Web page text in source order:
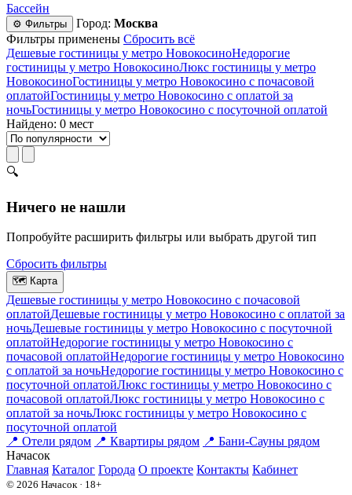
Бассейн
⚙ Фильтры Город: Москва
Фильтры применены Сбросить всё
Дешевые гостиницы у метро НовокосиноНедорогие
гостиницы у метро НовокосиноЛюкс гостиницы у метро
НовокосиноГостиницы у метро Новокосино c почасовой
оплатойГостиницы у метро Новокосино с оплатой за
ночьГостиницы у метро Новокосино c посуточной оплатой
Найдено: 0 мест
🔍
Ничего не нашли
Попробуйте расширить фильтры или выбрать другой тип
Сбросить фильтры
🗺 Карта
Дешевые гостиницы у метро Новокосино c почасовой
оплатойДешевые гостиницы у метро Новокосино с оплатой за
ночьДешевые гостиницы у метро Новокосино c посуточной
оплатойНедорогие гостиницы у метро Новокосино c
почасовой оплатойНедорогие гостиницы у метро Новокосино
с оплатой за ночьНедорогие гостиницы у метро Новокосино c
посуточной оплатойЛюкс гостиницы у метро Новокосино c
почасовой оплатойЛюкс гостиницы у метро Новокосино с
оплатой за ночьЛюкс гостиницы у метро Новокосино c
посуточной оплатой
📍 Отели рядом 📍 Квартиры рядом 📍 Бани-Сауны рядом
Начасок
Главная Каталог Города О проекте Контакты Кабинет
© 2026 Начасок · 18+